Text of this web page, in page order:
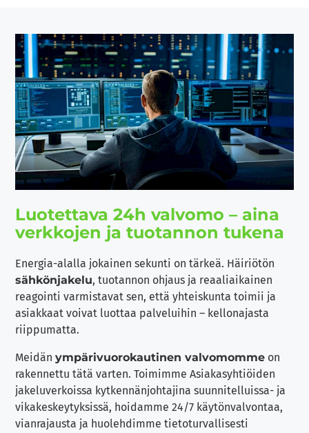
Luotettava 24h valvomo – aina
verkkojen ja tuotannon tukena
Energia-alalla jokainen sekunti on tärkeä. Häiriötön
sähkönjakelu, tuotannon ohjaus ja reaaliaikainen
reagointi varmistavat sen, että yhteiskunta toimii ja
asiakkaat voivat luottaa palveluihin – kellonajasta
riippumatta.
Meidänympärivuorokautinen valvomomme on
rakennettu tätä varten. Toimimme Asiakasyhtiöiden
jakeluverkoissa kytkennänjohtajina suunnitelluissa- ja
vikakeskeytyksissä, hoidamme 24/7 käytönvalvontaa,
vianrajausta ja huolehdimme tietoturvallisesti